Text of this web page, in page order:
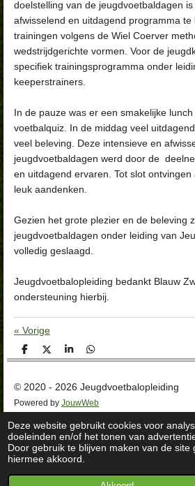
Deze website gebruikt cookies voor
doeleinden en/of het tonen van
Door gebruik te blijven maken van de site
hiermee akkoord.
doelstelling van de jeugdvoetbaldagen
afwisselend en uitdagend programma te
trainingen volgens de Wiel Coerver
wedstrijdgerichte vormen. Voor de
specifiek trainingsprogramma onder
keeperstrainers.
In de pauze was er een smakelijke
voetbalquiz. In de middag veel
veel beleving. Deze intensieve en
jeugdvoetbaldagen werd door de
en uitdagend ervaren. Tot slot
leuk aandenken.
Gezien het grote plezier en de beleving
jeugdvoetbaldagen onder leiding van
volledig geslaagd.
Jeugdvoetbalopleiding bedankt Blauw
ondersteuning hierbij.
« Vorige
D
e
e
n
D
e
S
h
r
e
D
e
n
© 2020 - 2026 Jeugdvoetbalopleiding
Powered by JouwWeb